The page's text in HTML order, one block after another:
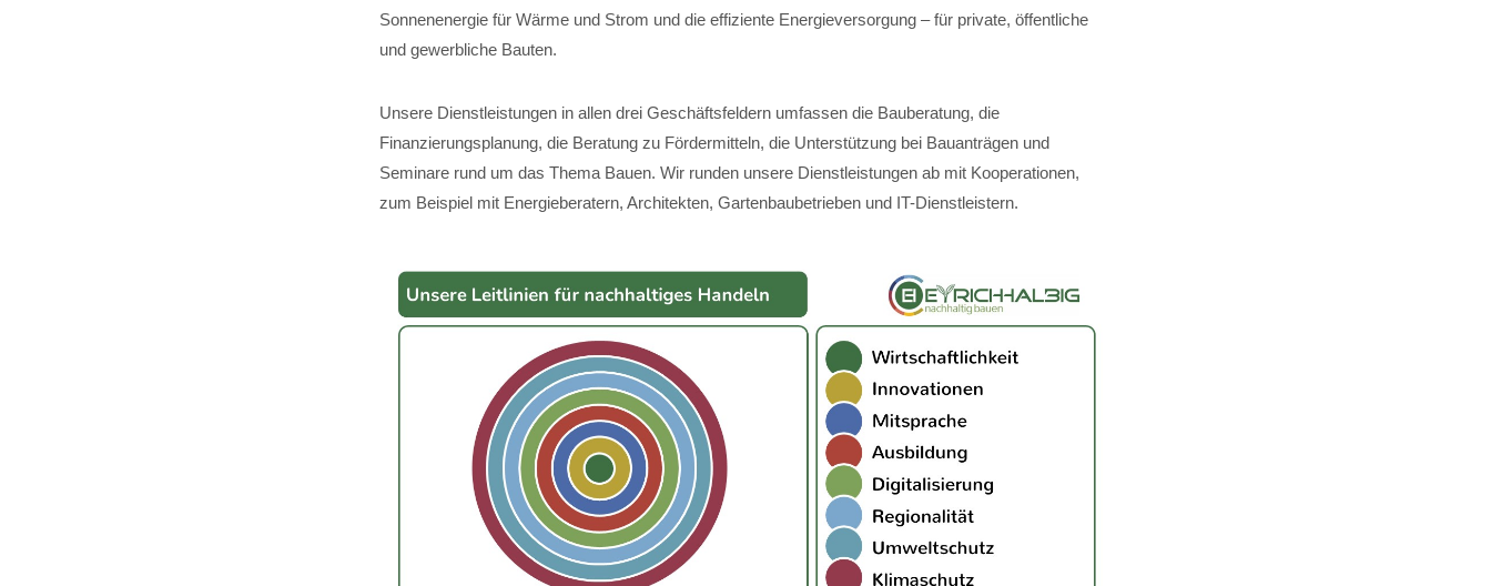
Sonnenenergie für Wärme und Strom und die effiziente Energieversorgung – für private, öffentliche
und gewerbliche Bauten.
Unsere Dienstleistungen in allen drei Geschäftsfeldern umfassen die Bauberatung, die
Finanzierungsplanung, die Beratung zu Fördermitteln, die Unterstützung bei Bauanträgen und
Seminare rund um das Thema Bauen. Wir runden unsere Dienstleistungen ab mit Kooperationen,
zum Beispiel mit Energieberatern, Architekten, Gartenbaubetrieben und IT-Dienstleistern.